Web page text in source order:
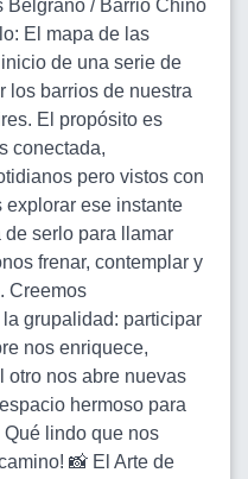
Belgrano / Barrio Chino
El mapa de las
de una serie de
los barrios de nuestra
El propósito es
conectada,
pero vistos con
explorar ese instante
serlo para llamar
frenar, contemplar y
Creemos
grupalidad: participar
nos enriquece,
otro nos abre nuevas
hermoso para
lindo que nos
📸 El Arte de